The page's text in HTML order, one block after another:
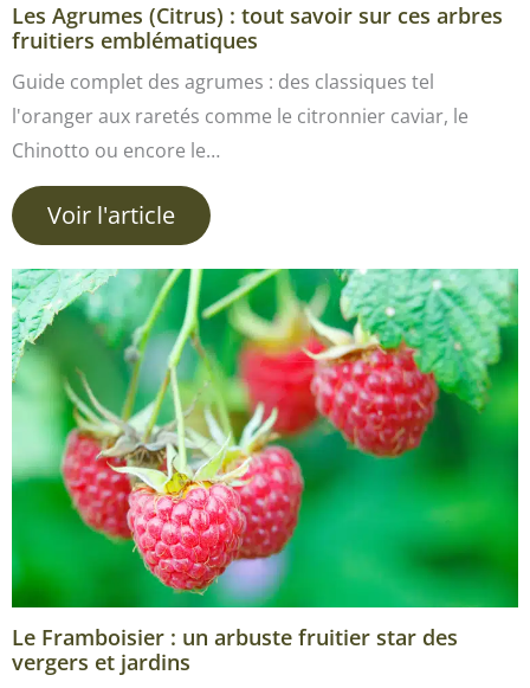
Les Agrumes (Citrus) : tout savoir sur ces arbres
fruitiers emblématiques
Guide complet des agrumes : des classiques tel
l'oranger aux raretés comme le citronnier caviar, le
Chinotto ou encore le…
Voir l'article
Le Framboisier : un arbuste fruitier star des
vergers et jardins